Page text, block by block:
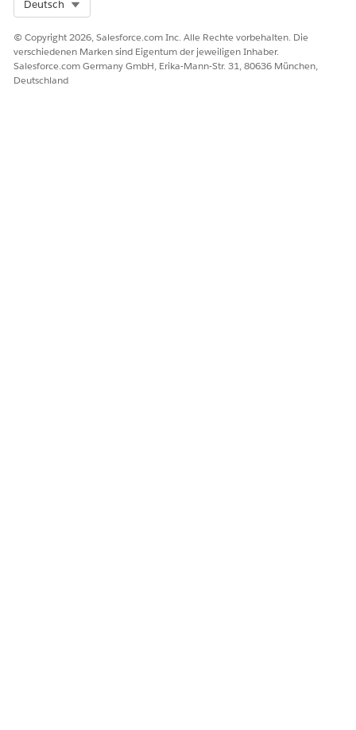
Deutsch
© Copyright 2026, Salesforce.com Inc. Alle Rechte vorbehalten. Die
verschiedenen Marken sind Eigentum der jeweiligen Inhaber.
Salesforce.com Germany GmbH, Erika-Mann-Str. 31, 80636 München,
Deutschland